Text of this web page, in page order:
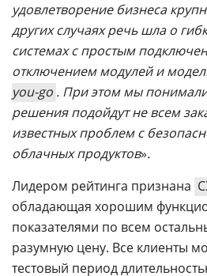
удовлетворение бизнеса
других случаях речь шла о
системах с простым
отключением модулей и
you-go . При этом мы
решения подойдут не всем
известных проблем с
облачных продуктов».
Лидером рейтинга признана
обладающая хорошим
показателями по всем
разумную цену. Все клиенты
тестовый период